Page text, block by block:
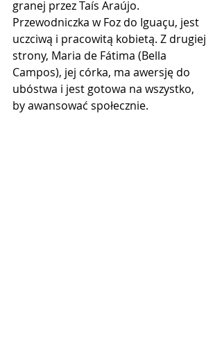
granej przez Taís Araújo.
Przewodniczka w Foz do Iguaçu, jest
uczciwą i pracowitą kobietą. Z drugiej
strony, Maria de Fátima (Bella
Campos), jej córka, ma awersję do
ubóstwa i jest gotowa na wszystko,
by awansować społecznie.